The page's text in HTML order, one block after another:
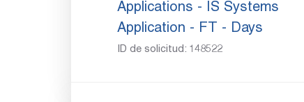
Applications - IS Systems
Application - FT - Days
ID de solicitud: 148522